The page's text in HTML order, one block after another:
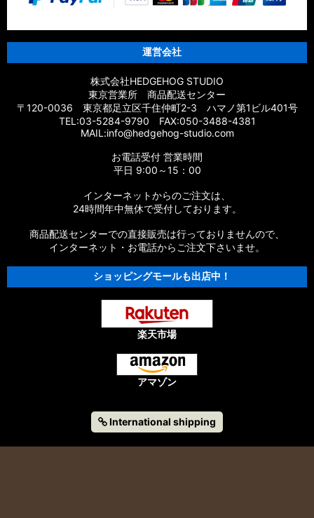
運営会社
株式会社HEDGEHOG STUDIO
東京営業所 商品配送センター
〒120-0036 東京都足立区千住仲町2-3 ハマノ第1ビル401号
TEL:03-5284-9790 FAX:050-3488-4381
MAIL:info@hedgehog-studio.com
お電話受付 営業時間
平日 9:00～15：00
インターネットからのご注文は、
24時間年中無休で受付しております。
商品配送センターでの直接販売は行っておりませんので、
インターネット・お電話からご注文下さいませ。
ショッピングモールも出店中！
楽天市場
アマゾン
International shipping